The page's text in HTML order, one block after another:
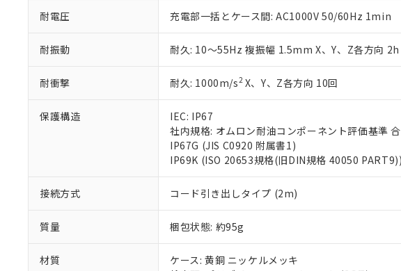
耐電圧 充電部一括とケース間: AC1000V 50/60Hz 1min
耐振動 耐久: 10～55Hz 複振幅 1.5mm X、Y、Z各方向 2h
耐衝撃 耐久: 1000m/s2X、Y、Z各方向 10回
保護構造
IEC: IP67
社内規格: オムロン耐油コンポーネント評価基準
IP67G (JIS C0920 附属書1)
IP69K (ISO 20653規格(旧DIN規格 40050 PART9))
接続方式 コード引き出しタイプ (2m)
質量 梱包状態: 約95g
材質
ケース: 黄銅 ニッケルメッキ
※本証明書は発行日時点で非含有を証
また、RoHS指令のフタル酸エステ
混在することから備考欄に対応日を記
既に当社にて対応品への在庫切替を
り割愛しております。